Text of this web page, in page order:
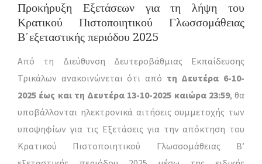
Προκήρυξη Εξετάσεων για τη λήψη του
Κρατικού Πιστοποιητικού Γλωσσομάθειας
Β΄εξεταστικής περιόδου 2025
Από τη Διεύθυνση Δευτεροβάθμιας Εκπαίδευσης
Τρικάλων ανακοινώνεται ότι από τη Δευτέρα 6-10-
2025 έως και τη Δευτέρα 13-10-2025 καιώρα 23:59, θα
υποβάλλονται ηλεκτρονικά αιτήσεις συμμετοχής των
υποψηφίων για τις Εξετάσεις για την απόκτηση του
Κρατικού Πιστοποιητικού Γλωσσομάθειας Β’